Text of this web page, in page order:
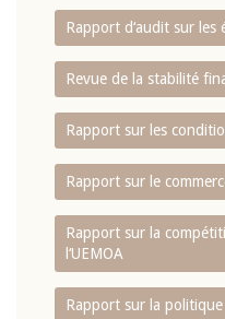
Rapport d‘audit sur les
Revue de la stabilité
Rapport sur les
Rapport sur le
Rapport sur la
l‘UEMOA
Rapport sur la